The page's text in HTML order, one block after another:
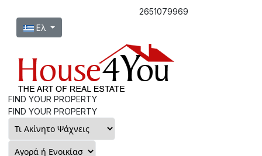
2651079969
Επιλέξτε τη γλώσσα σας
Ελ
FIND YOUR PROPERTY
FIND YOUR PROPERTY